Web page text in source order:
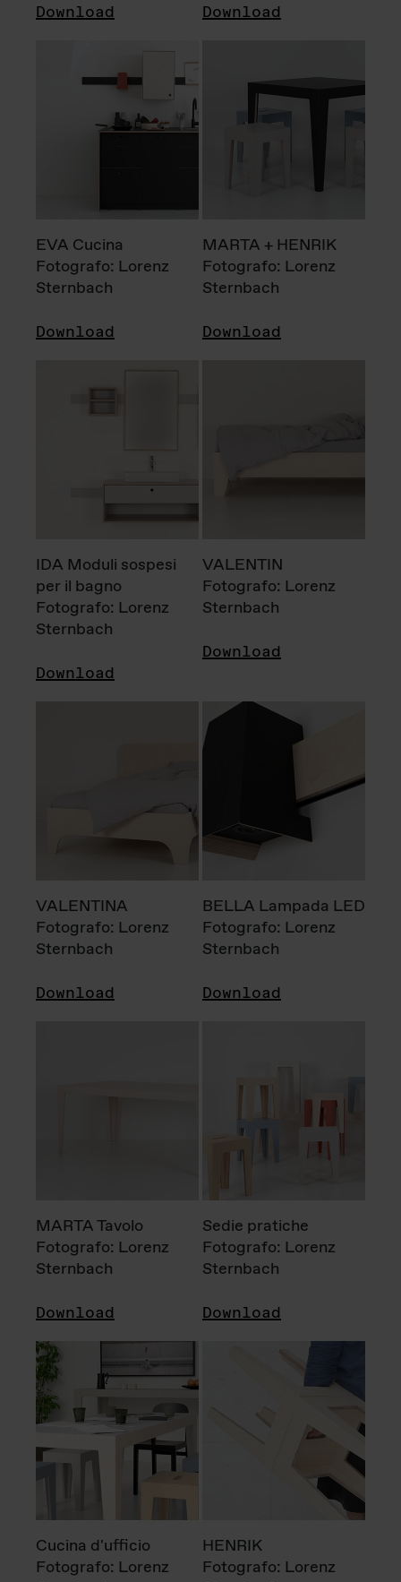
Download Download
EVA Cucina
Fotografo: Lorenz
Sternbach
Download
MARTA + HENRIK
Fotografo: Lorenz
Sternbach
Download
IDA Moduli sospesi
per il bagno
Fotografo: Lorenz
Sternbach
Download
VALENTIN
Fotografo: Lorenz
Sternbach
Download
VALENTINA
Fotografo: Lorenz
Sternbach
Download
BELLA Lampada LED
Fotografo: Lorenz
Sternbach
Download
MARTA Tavolo
Fotografo: Lorenz
Sternbach
Download
Sedie pratiche
Fotografo: Lorenz
Sternbach
Download
Cucina d'ufficio
Fotografo: Lorenz
HENRIK
Fotografo: Lorenz